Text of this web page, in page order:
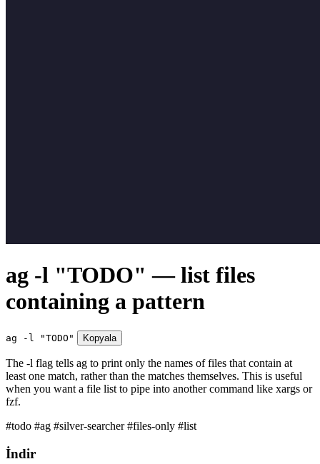
ag -l "TODO" — list files
containing a pattern
ag -l "TODO" Kopyala
The -l flag tells ag to print only the names of files that contain at
least one match, rather than the matches themselves. This is useful
when you want a file list to pipe into another command like xargs or
fzf.
#todo #ag #silver-searcher#files-only #list
İndir